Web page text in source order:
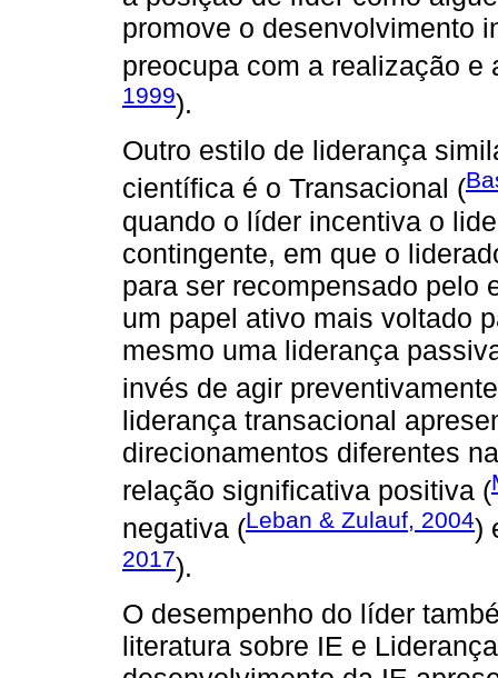
promove o desenvolvimento
preocupa com a realização
1999).
Outro estilo de liderança
científica é o Transacional (
quando o líder incentiva o
contingente, em que o
para ser recompensado pelo
um papel ativo mais voltado
mesmo uma liderança
invés de agir
liderança transacional
direcionamentos diferentes
relação significativa positiva (
negativa (Leban & Zulauf, 2004)
2017).
O desempenho do líder
literatura sobre IE e